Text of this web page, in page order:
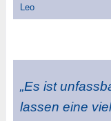
Leo
„Es ist
lassen eine